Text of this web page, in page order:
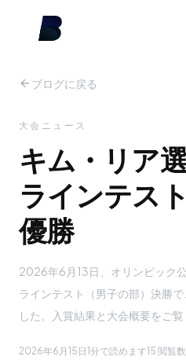
ブログに戻る
大会ニュース
キム・リア
ラインテス
優勝
2026年6月13日、オリンピック
ラインテスト（男子の部）決勝
した。入賞結果と大会概要をご覧
2026年6月15日1分で読めます15 閲覧数